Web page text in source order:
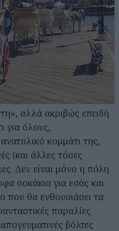
αλλά ακριβώς επειδή
για όλους,
κομμάτι της,
(και άλλες τόσες
Δεν είναι μόνο η πόλη
σοκάκια για εσάς και
που θα ενθουσιάσει τα
παραλίες
βόλτες